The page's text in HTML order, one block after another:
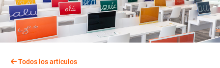
Todos los artículos